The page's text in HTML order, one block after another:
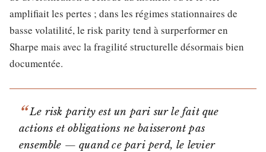
amplifiait les pertes ; dans les régimes stationnaires de
basse volatilité, le risk parity tend à surperformer en
Sharpe mais avec la fragilité structurelle désormais bien
documentée.
Le risk parity est un pari sur le fait que
actions et obligations ne baisseront pas
ensemble — quand ce pari perd, le levier